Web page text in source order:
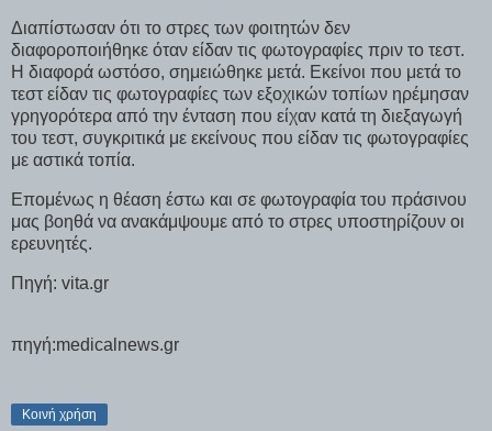
Διαπίστωσαν ότι το στρες των φοιτητών δεν
διαφοροποιήθηκε όταν είδαν τις φωτογραφίες πριν το τεστ.
Η διαφορά ωστόσο, σημειώθηκε μετά. Εκείνοι που μετά το
τεστ είδαν τις φωτογραφίες των εξοχικών τοπίων ηρέμησαν
γρηγορότερα από την ένταση που είχαν κατά τη διεξαγωγή
του τεστ, συγκριτικά με εκείνους που είδαν τις φωτογραφίες
με αστικά τοπία.
Επομένως η θέαση έστω και σε φωτογραφία του πράσινου
μας βοηθά να ανακάμψουμε από το στρες υποστηρίζουν οι
ερευνητές.
Πηγή: vita.gr
πηγή:medicalnews.gr
Κοινή χρήση